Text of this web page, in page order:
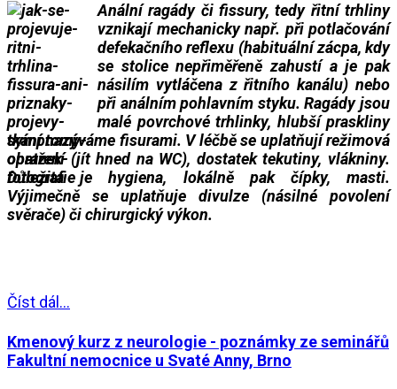
Anální ragády či fissury, tedy řitní trhliny
vznikají mechanicky např. při potlačování
defekačního reflexu (habituální zácpa, kdy
se stolice nepřiměřeně zahustí a je pak
násilím vytláčena z řitního kanálu) nebo
při análním pohlavním styku. Ragády jsou
malé povrchové trhlinky, hlubší praskliny
tkání nazýváme fisurami. V léčbě se uplatňují režimová
opatření (jít hned na WC), dostatek tekutiny, vlákniny.
Důležitá je hygiena, lokálně pak čípky, masti.
Výjimečně se uplatňuje divulze (násilné povolení
svěrače) či chirurgický výkon.
Číst dál...
Kmenový kurz z neurologie - poznámky ze seminářů
Fakultní nemocnice u Svaté Anny, Brno